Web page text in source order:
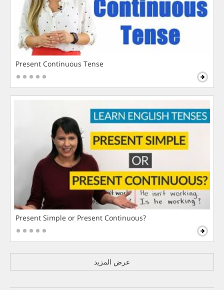
Present Continuous Tense
Present Simple or Present Continuous?
عرض المزيد